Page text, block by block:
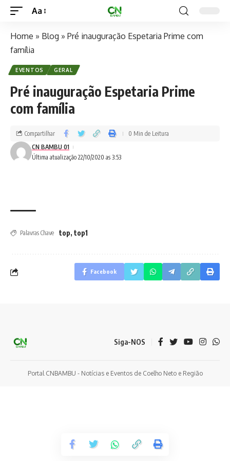
Aa
Home » Blog » Pré inauguração Espetaria Prime com
família
EVENTOS GERAL
Pré inauguração Espetaria Prime
com família
Última atualização 22/10/2020 as 3:53
CN BAMBU 01
Compartilhar 0 Min de Leitura
Palavras Chave top, top1
Facebook
Siga-NOS
Portal CNBAMBU - Notícias e Eventos de Coelho Neto e Região